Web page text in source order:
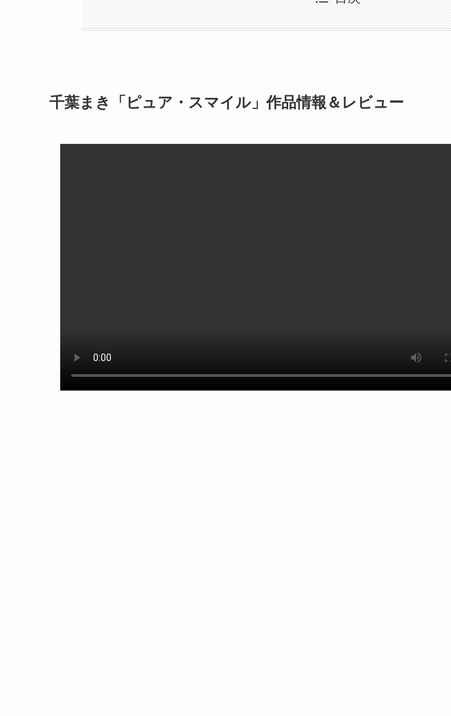
千葉まき「ピュア・スマイル」作品情報＆レビュー